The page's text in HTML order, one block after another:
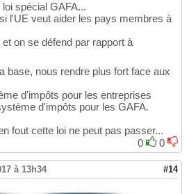
spécial GAFA...
l'UE veut aider les pays membres à
on se défend par rapport à
base, nous rendre plus fort face aux
d'impôts pour les entreprises
d'impôts pour les GAFA.
fout cette loi ne peut pas passer...
0
0
à 13h34 #14